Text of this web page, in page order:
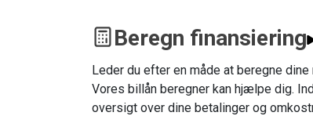
Beregn finansiering
Leder du efter en måde at beregne
Vores billån beregner kan hjælpe dig.
oversigt over dine betalinger og